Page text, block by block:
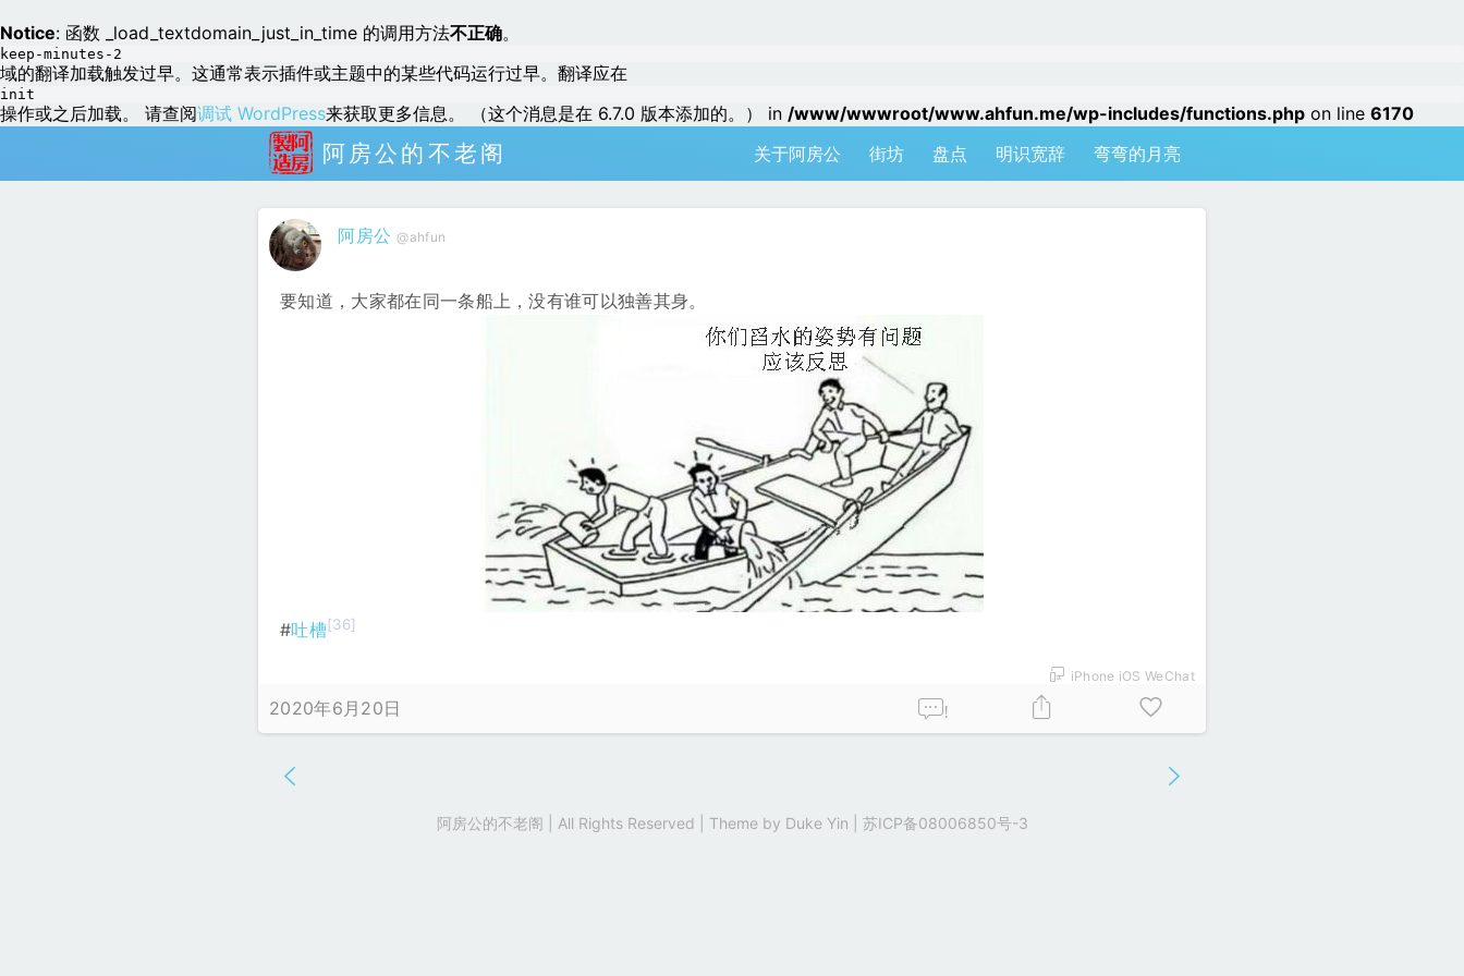
Notice: 函数 _load_textdomain_just_in_time 的调用方法不正确。
keep-minutes-2
域的翻译加载触发过早。这通常表示插件或主题中的某些代码运行过早。翻译应在
init
操作或之后加载。 请查阅调试 WordPress来获取更多信息。 （这个消息是在 6.7.0 版本添加的。） in /www/wwwroot/www.ahfun.me/wp-includes/functions.php on line 6170
阿房公的不老阁 关于阿房公 街坊 盘点 明识宽辞 弯弯的月亮
阿房公 @ahfun
要知道，大家都在同一条船上，没有谁可以独善其身。
#吐槽[36]
iPhone iOS WeChat
2020年6月20日 !
阿房公的不老阁 | All Rights Reserved | Theme by Duke Yin 苏ICP备08006850号-3